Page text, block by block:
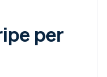
per